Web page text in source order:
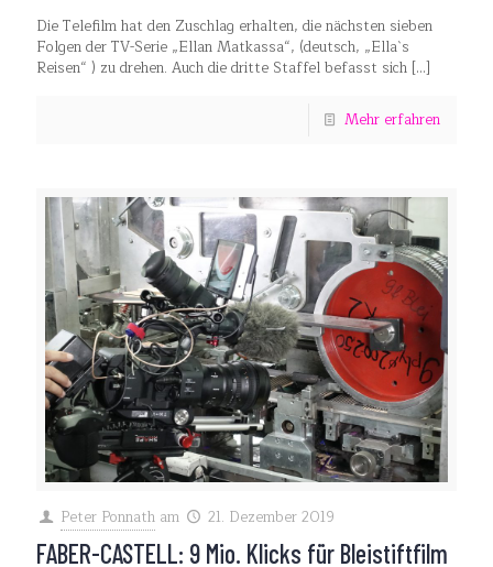
Die Telefilm hat den Zuschlag erhalten, die nächsten sieben
Folgen der TV-Serie „Ellan Matkassa“, (deutsch, „Ella`s
Reisen“ ) zu drehen. Auch die dritte Staffel befasst sich […]
Mehr erfahren
Peter Ponnath am 21. Dezember 2019
FABER-CASTELL: 9 Mio. Klicks für Bleistiftfilm